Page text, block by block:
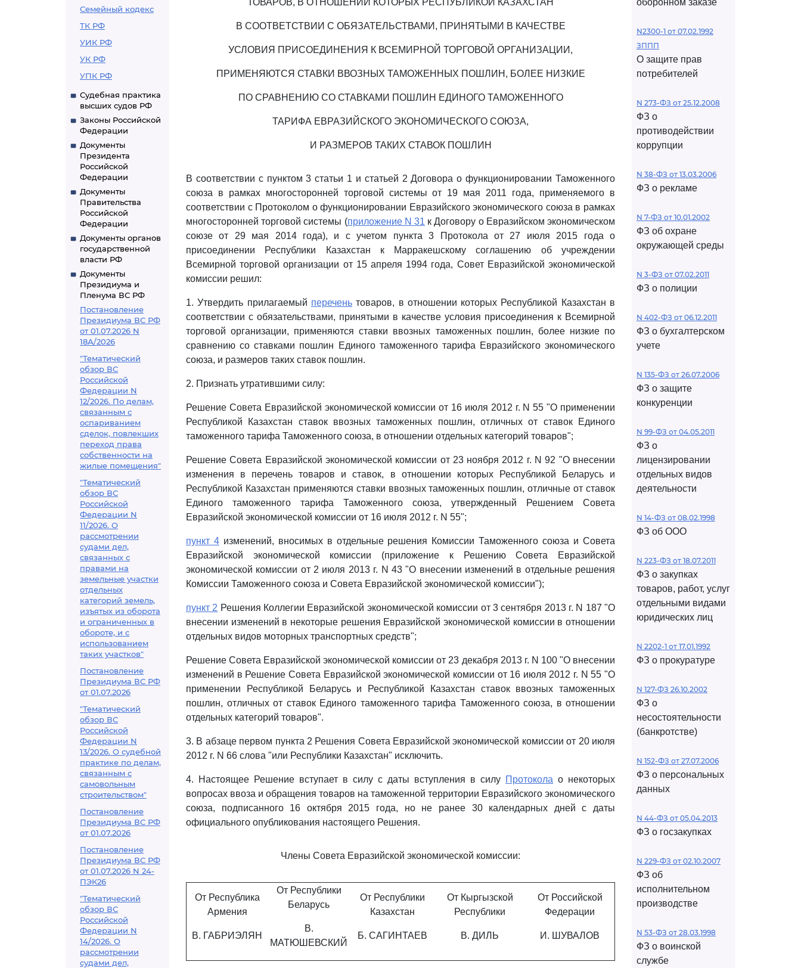
Семейный кодекс
ТК РФ
УИК РФ
УК РФ
УПК РФ
Судебная практика
высших судов РФ
Законы Российской
Федерации
Документы
Президента
Российской
Федерации
Документы
Правительства
Российской
Федерации
Документы органов
государственной
власти РФ
Документы
Президиума и
Пленума ВС РФ
Постановление
Президиума ВС РФ
от 01.07.2026 N
18А/2026
"Тематический
обзор ВС
Российской
Федерации N
12/2026. По делам,
связанным с
оспариванием
сделок, повлекших
переход права
собственности на
жилые помещения"
"Тематический
обзор ВС
Российской
Федерации N
11/2026. О
рассмотрении
судами дел,
связанных с
правами на
земельные участки
отдельных
категорий земель,
изъятых из оборота
и ограниченных в
обороте, и с
использованием
таких участков"
Постановление
Президиума ВС РФ
от 01.07.2026
"Тематический
обзор ВС
Российской
Федерации N
13/2026. О судебной
практике по делам,
связанным с
самовольным
строительством"
Постановление
Президиума ВС РФ
от 01.07.2026
Постановление
Президиума ВС РФ
от 01.07.2026 N 24-
ПЭК26
"Тематический
обзор ВС
Российской
Федерации N
14/2026. О
рассмотрении
судами дел,
ТОВАРОВ, В ОТНОШЕНИИ КОТОРЫХ РЕСПУБЛИКОЙ КАЗАХСТАН
В СООТВЕТСТВИИ С ОБЯЗАТЕЛЬСТВАМИ, ПРИНЯТЫМИ В КАЧЕСТВЕ
УСЛОВИЯ ПРИСОЕДИНЕНИЯ К ВСЕМИРНОЙ ТОРГОВОЙ ОРГАНИЗАЦИИ,
ПРИМЕНЯЮТСЯ СТАВКИ ВВОЗНЫХ ТАМОЖЕННЫХ ПОШЛИН, БОЛЕЕ НИЗКИЕ
ПО СРАВНЕНИЮ СО СТАВКАМИ ПОШЛИН ЕДИНОГО ТАМОЖЕННОГО
ТАРИФА ЕВРАЗИЙСКОГО ЭКОНОМИЧЕСКОГО СОЮЗА,
И РАЗМЕРОВ ТАКИХ СТАВОК ПОШЛИН
В соответствии с пунктом 3 статьи 1 и статьей 2 Договора о функционировании Таможенного
союза в рамках многосторонней торговой системы от 19 мая 2011 года, применяемого в
соответствии с Протоколом о функционировании Евразийского экономического союза в рамках
многосторонней торговой системы (приложение N 31 к Договору о Евразийском экономическом
союзе от 29 мая 2014 года), и с учетом пункта 3 Протокола от 27 июля 2015 года о
присоединении Республики Казахстан к Марракешскому соглашению об учреждении
Всемирной торговой организации от 15 апреля 1994 года, Совет Евразийской экономической
комиссии решил:
1. Утвердить прилагаемый переченьтоваров, в отношении которых Республикой Казахстан в
соответствии с обязательствами, принятыми в качестве условия присоединения к Всемирной
торговой организации, применяются ставки ввозных таможенных пошлин, более низкие по
сравнению со ставками пошлин Единого таможенного тарифа Евразийского экономического
союза, и размеров таких ставок пошлин.
2. Признать утратившими силу:
Решение Совета Евразийской экономической комиссии от 16 июля 2012 г. N 55 "О применении
Республикой Казахстан ставок ввозных таможенных пошлин, отличных от ставок Единого
таможенного тарифа Таможенного союза, в отношении отдельных категорий товаров";
Решение Совета Евразийской экономической комиссии от 23 ноября 2012 г. N 92 "О внесении
изменения в перечень товаров и ставок, в отношении которых Республикой Беларусь и
Республикой Казахстан применяются ставки ввозных таможенных пошлин, отличные от ставок
Единого таможенного тарифа Таможенного союза, утвержденный Решением Совета
Евразийской экономической комиссии от 16 июля 2012 г. N 55";
пункт 4изменений, вносимых в отдельные решения Комиссии Таможенного союза и Совета
Евразийской экономической комиссии (приложение к Решению Совета Евразийской
экономической комиссии от 2 июля 2013 г. N 43 "О внесении изменений в отдельные решения
Комиссии Таможенного союза и Совета Евразийской экономической комиссии");
пункт 2 Решения Коллегии Евразийской экономической комиссии от 3 сентября 2013 г. N 187 "О
внесении изменений в некоторые решения Евразийской экономической комиссии в отношении
отдельных видов моторных транспортных средств";
Решение Совета Евразийской экономической комиссии от 23 декабря 2013 г. N 100 "О внесении
изменений в Решение Совета Евразийской экономической комиссии от 16 июля 2012 г. N 55 "О
применении Республикой Беларусь и Республикой Казахстан ставок ввозных таможенных
пошлин, отличных от ставок Единого таможенного тарифа Таможенного союза, в отношении
отдельных категорий товаров".
3. В абзаце первом пункта 2 Решения Совета Евразийской экономической комиссии от 20 июля
2012 г. N 66 слова "или Республики Казахстан" исключить.
4. Настоящее Решение вступает в силу с даты вступления в силу Протокола о некоторых
вопросах ввоза и обращения товаров на таможенной территории Евразийского экономического
союза, подписанного 16 октября 2015 года, но не ранее 30 календарных дней с даты
официального опубликования настоящего Решения.
Члены Совета Евразийской экономической комиссии:
От Республика
Армения
В. ГАБРИЭЛЯН
От Республики
Беларусь
В.
МАТЮШЕВСКИЙ
От Республики
Казахстан
Б. САГИНТАЕВ
От Кыргызской
Республики
В. ДИЛЬ
От Российской
Федерации
И. ШУВАЛОВ
оборонном заказе
N2300-1 от 07.02.1992
ЗППП
О защите прав
потребителей
N 273-ФЗ от 25.12.2008
ФЗ о
противодействии
коррупции
N 38-ФЗ от 13.03.2006
ФЗ о рекламе
N 7-ФЗ от 10.01.2002
ФЗ об охране
окружающей среды
N 3-ФЗ от 07.02.2011
ФЗ о полиции
N 402-ФЗ от 06.12.2011
ФЗ о бухгалтерском
учете
N 135-ФЗ от 26.07.2006
ФЗ о защите
конкуренции
N 99-ФЗ от 04.05.2011
ФЗ о
лицензировании
отдельных видов
деятельности
N 14-ФЗ от 08.02.1998
ФЗ об ООО
N 223-ФЗ от 18.07.2011
ФЗ о закупках
товаров, работ, услуг
отдельными видами
юридических лиц
N 2202-1 от 17.01.1992
ФЗ о прокуратуре
N 127-ФЗ 26.10.2002
ФЗ о
несостоятельности
(банкротстве)
N 152-ФЗ от 27.07.2006
ФЗ о персональных
данных
N 44-ФЗ от 05.04.2013
ФЗ о госзакупках
N 229-ФЗ от 02.10.2007
ФЗ об
исполнительном
производстве
N 53-ФЗ от 28.03.1998
ФЗ о воинской
службе